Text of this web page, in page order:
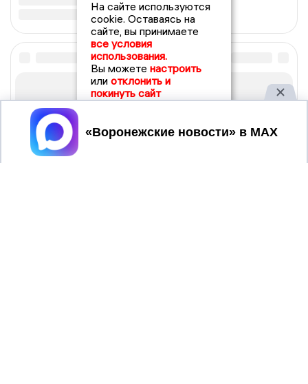
На сайте используются
cookie. Оставаясь на
сайте, вы принимаете
все условия
использования.
Вы можете настроить
или отклонить и
покинуть сайт
Принять